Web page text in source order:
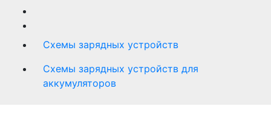
Схемы зарядных устройств
Схемы зарядных устройств для
аккумуляторов